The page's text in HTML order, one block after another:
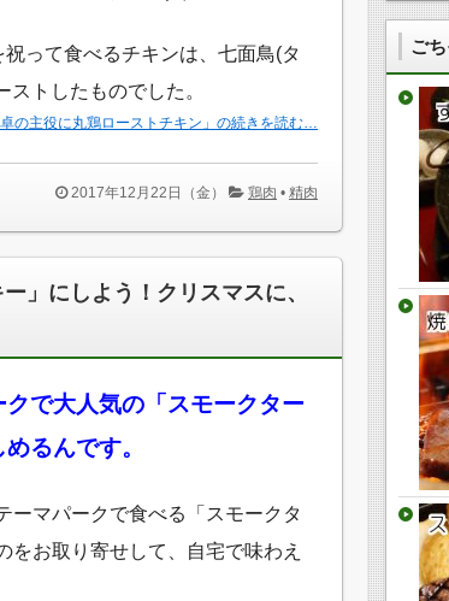
って食べるチキンは、七面鳥(タ
ストしたものでした。
の主役に丸鶏ローストチキン」の続きを読む…
2017年12月22日（金） 鶏肉 • 精肉
」にしよう！クリスマスに、
で大人気の「スモークター
るんです。
ーマパークで食べる「スモークタ
をお取り寄せして、自宅で味わえ
ご